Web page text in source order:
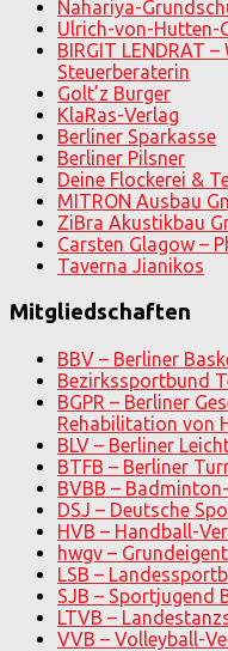
Nahariya-
Ulrich-von-Hutten-
BIRGIT LENDRAT
Steuerberaterin
Golt’z Burger
KlaRas-Verlag
Berliner Sparkasse
Berliner Pilsner
Deine Flockerei &
MITRON Ausbau
ZiBra Akustikbau
Carsten Glagow –
Taverna Jianikos
Mitgliedschaften
BBV – Berliner
Bezirkssportbund
BGPR – Berliner
Rehabilitation von
BLV – Berliner
BTFB – Berliner
BVBB –
DSJ – Deutsche
HVB – Handball-
hwgv –
LSB –
SJB – Sportjugend
LTVB –
VVB – Volleyball-